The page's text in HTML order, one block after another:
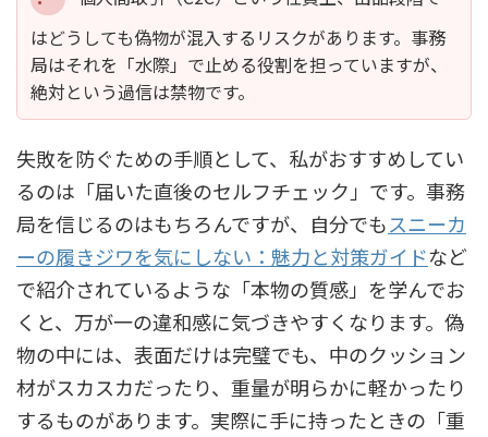
はどうしても偽物が混入するリスクがあります。事務
局はそれを「水際」で止める役割を担っていますが、
絶対という過信は禁物です。
失敗を防ぐための手順として、私がおすすめしてい
るのは「届いた直後のセルフチェック」です。事務
局を信じるのはもちろんですが、自分でもスニーカ
ーの履きジワを気にしない：魅力と対策ガイドなど
で紹介されているような「本物の質感」を学んでお
くと、万が一の違和感に気づきやすくなります。偽
物の中には、表面だけは完璧でも、中のクッション
材がスカスカだったり、重量が明らかに軽かったり
するものがあります。実際に手に持ったときの「重